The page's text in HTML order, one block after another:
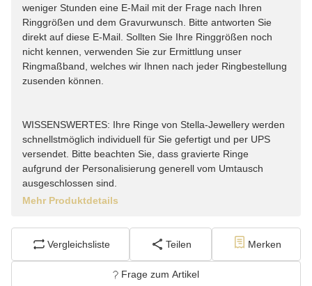
weniger Stunden eine E-Mail mit der Frage nach Ihren
Ringgrößen und dem Gravurwunsch. Bitte antworten Sie
direkt auf diese E-Mail. Sollten Sie Ihre Ringgrößen noch
nicht kennen, verwenden Sie zur Ermittlung unser
Ringmaßband, welches wir Ihnen nach jeder Ringbestellung
zusenden können.
WISSENSWERTES: Ihre Ringe von Stella-Jewellery werden
schnellstmöglich individuell für Sie gefertigt und per UPS
versendet. Bitte beachten Sie, dass gravierte Ringe
aufgrund der Personalisierung generell vom Umtausch
ausgeschlossen sind.
Mehr Produktdetails
Vergleichsliste Teilen Merken
Frage zum Artikel